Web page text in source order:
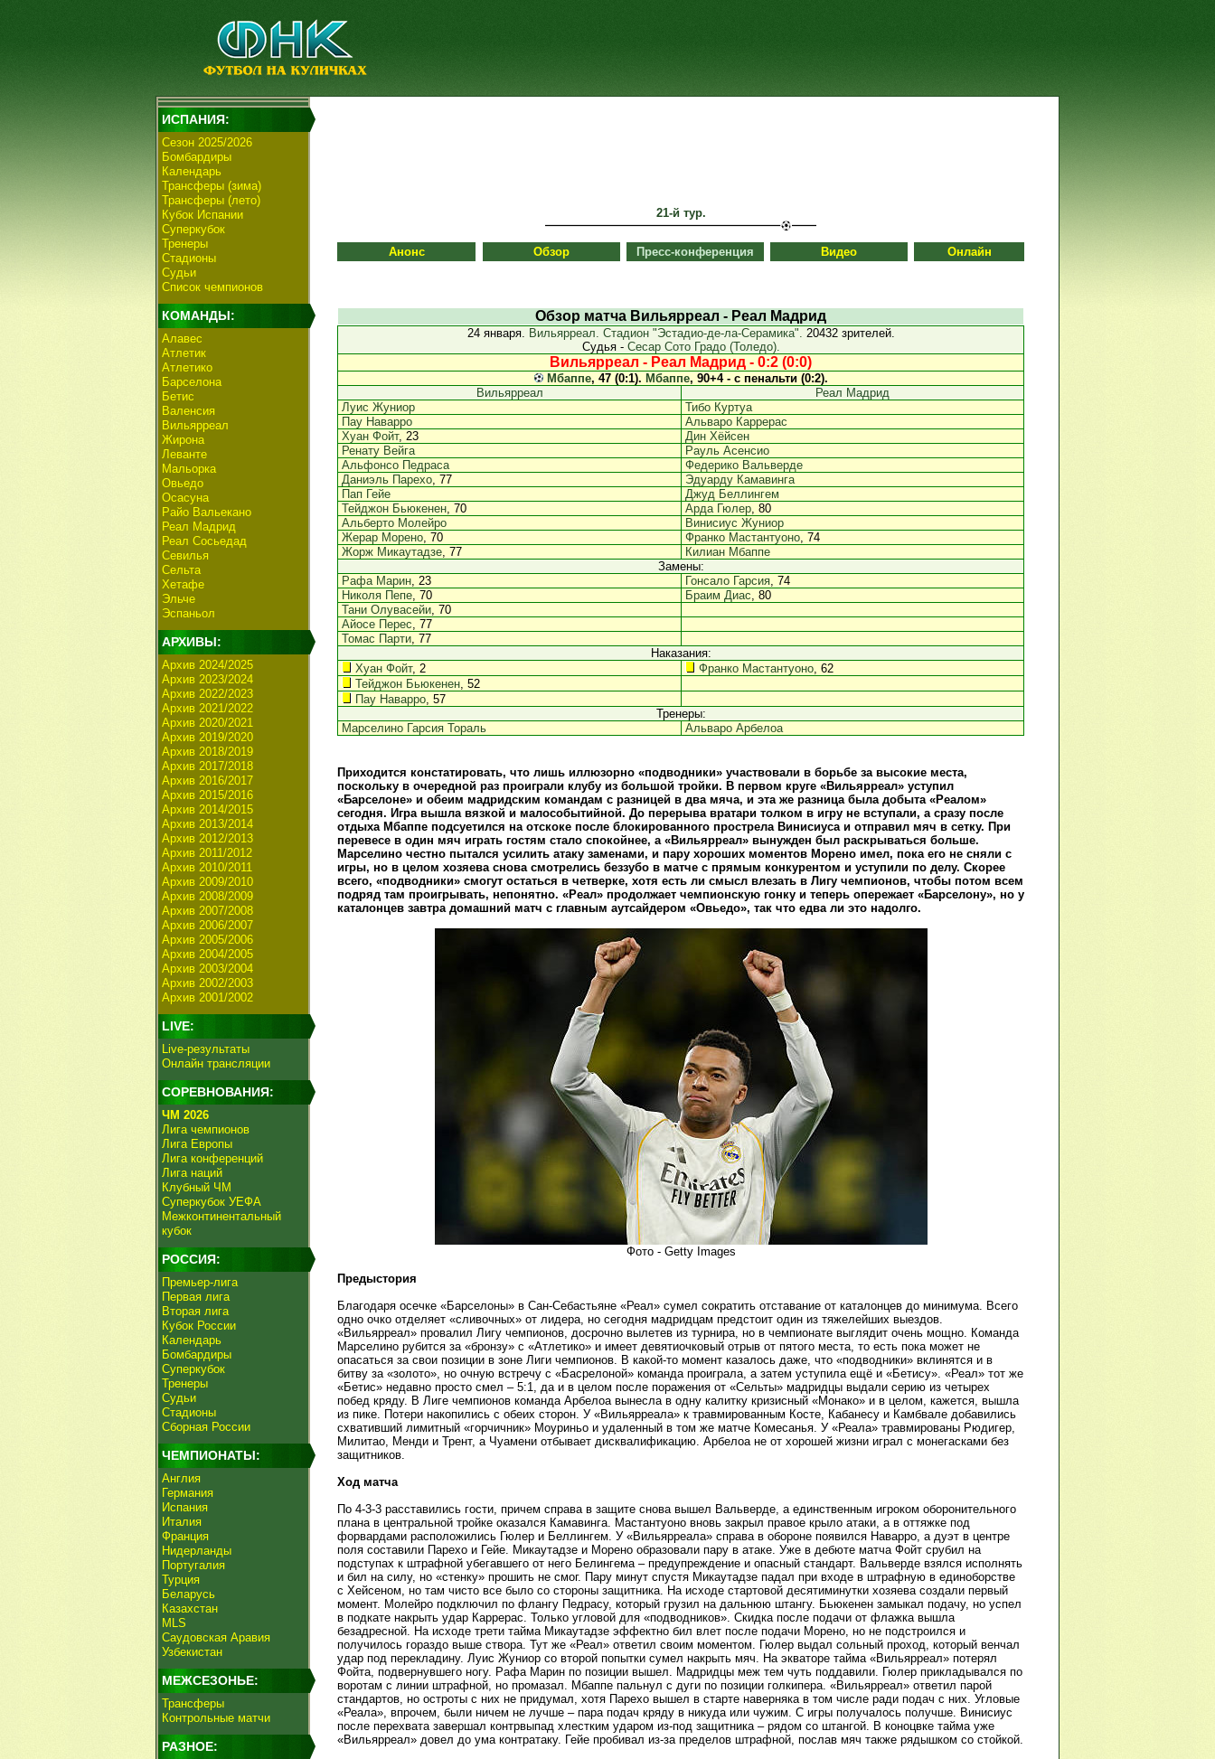
ИСПАНИЯ:
Сезон 2025/2026
Бомбардиры
Календарь
Трансферы (зима)
Трансферы (лето)
Кубок Испании
Суперкубок
Тренеры
Стадионы
Судьи
Список чемпионов
КОМАНДЫ:
Алавес
Атлетик
Атлетико
Барселона
Бетис
Валенсия
Вильярреал
Жирона
Леванте
Мальорка
Овьедо
Осасуна
Райо Вальекано
Реал Мадрид
Реал Сосьедад
Севилья
Сельта
Хетафе
Эльче
Эспаньол
АРХИВЫ:
Архив 2024/2025
Архив 2023/2024
Архив 2022/2023
Архив 2021/2022
Архив 2020/2021
Архив 2019/2020
Архив 2018/2019
Архив 2017/2018
Архив 2016/2017
Архив 2015/2016
Архив 2014/2015
Архив 2013/2014
Архив 2012/2013
Архив 2011/2012
Архив 2010/2011
Архив 2009/2010
Архив 2008/2009
Архив 2007/2008
Архив 2006/2007
Архив 2005/2006
Архив 2004/2005
Архив 2003/2004
Архив 2002/2003
Архив 2001/2002
LIVE:
Live-результаты
Онлайн трансляции
СОРЕВНОВАНИЯ:
ЧМ 2026
Лига чемпионов
Лига Европы
Лига конференций
Лига наций
Клубный ЧМ
Суперкубок УЕФА
Межконтинентальный
кубок
РОССИЯ:
Премьер-лига
Первая лига
Вторая лига
Кубок России
Календарь
Бомбардиры
Суперкубок
Тренеры
Судьи
Стадионы
Сборная России
ЧЕМПИОНАТЫ:
Англия
Германия
Испания
Италия
Франция
Нидерланды
Португалия
Турция
Беларусь
Казахстан
MLS
Саудовская Аравия
Узбекистан
МЕЖСЕЗОНЬЕ:
Трансферы
Контрольные матчи
РАЗНОЕ:
21-й тур.
Анонс Обзор Пресс-конференция Видео Онлайн
Обзор матча Вильярреал - Реал Мадрид
24 января. Вильярреал. Стадион "Эстадио-де-ла-Серамика". 20432 зрителей.
Судья - Сесар Сото Градо (Толедо).
Вильярреал - Реал Мадрид - 0:2 (0:0)
Мбаппе, 47 (0:1). Мбаппе, 90+4 - с пенальти (0:2).
Вильярреал
Реал Мадрид
Луис Жуниор
Тибо Куртуа
Пау Наварро
Альваро Каррерас
Хуан Фойт, 23
Дин Хёйсен
Ренату Вейга
Рауль Асенсио
Альфонсо Педраса
Федерико Вальверде
Даниэль Парехо, 77
Эдуарду Камавинга
Пап Гейе
Джуд Беллингем
Тейджон Бьюкенен, 70 Арда Гюлер, 80
Альберто Молейро
Винисиус Жуниор
Жерар Морено, 70 Франко Мастантуоно, 74
Жорж Микаутадзе, 77
Килиан Мбаппе
Замены:
Рафа Марин, 23 Гонсало Гарсия, 74
Николя Пепе, 70 Браим Диас, 80
Тани Олувасейи, 70
Айосе Перес, 77
Томас Парти, 77
Наказания:
Хуан Фойт, 2 Франко Мастантуоно, 62
Тейджон Бьюкенен, 52
Пау Наварро, 57
Тренеры:
Марселино Гарсия Тораль
Альваро Арбелоа
Приходится констатировать, что лишь иллюзорно «подводники» участвовали в борьбе за высокие места,
поскольку в очередной раз проиграли клубу из большой тройки. В первом круге «Вильярреал» уступил
«Барселоне» и обеим мадридским командам с разницей в два мяча, и эта же разница была добыта «Реалом»
сегодня. Игра вышла вязкой и малособытийной. До перерыва вратари толком в игру не вступали, а сразу после
отдыха Мбаппе подсуетился на отскоке после блокированного прострела Винисиуса и отправил мяч в сетку. При
перевесе в один мяч играть гостям стало спокойнее, а «Вильярреал» вынужден был раскрываться больше.
Марселино честно пытался усилить атаку заменами, и пару хороших моментов Морено имел, пока его не сняли с
игры, но в целом хозяева снова смотрелись беззубо в матче с прямым конкурентом и уступили по делу. Скорее
всего, «подводники» смогут остаться в четверке, хотя есть ли смысл влезать в Лигу чемпионов, чтобы потом всем
подряд там проигрывать, непонятно. «Реал» продолжает чемпионскую гонку и теперь опережает «Барселону», но у
каталонцев завтра домашний матч с главным аутсайдером «Овьедо», так что едва ли это надолго.
Фото - Getty Images
Предыстория
Благодаря осечке «Барселоны» в Сан-Себастьяне «Реал» сумел сократить отставание от каталонцев до минимума. Всего
одно очко отделяет «сливочных» от лидера, но сегодня мадридцам предстоит один из тяжелейших выездов.
«Вильярреал» провалил Лигу чемпионов, досрочно вылетев из турнира, но в чемпионате выглядит очень мощно. Команда
Марселино рубится за «бронзу» с «Атлетико» и имеет девятиочковый отрыв от пятого места, то есть пока может не
опасаться за свои позиции в зоне Лиги чемпионов. В какой-то момент казалось даже, что «подводники» вклинятся и в
битву за «золото», но очную встречу с «Басрелоной» команда проиграла, а затем уступила ещё и «Бетису». «Реал» тот же
«Бетис» недавно просто смел – 5:1, да и в целом после поражения от «Сельты» мадридцы выдали серию из четырех
побед кряду. В Лиге чемпионов команда Арбелоа вынесла в одну калитку кризисный «Монако» и в целом, кажется, вышла
из пике. Потери накопились с обеих сторон. У «Вильярреала» к травмированным Косте, Кабанесу и Камбвале добавились
схвативший лимитный «горчичник» Моуриньо и удаленный в том же матче Комесанья. У «Реала» травмированы Рюдигер,
Милитао, Менди и Трент, а Чуамени отбывает дисквалификацию. Арбелоа не от хорошей жизни играл с монегасками без
защитников.
Ход матча
По 4-3-3 расставились гости, причем справа в защите снова вышел Вальверде, а единственным игроком оборонительного
плана в центральной тройке оказался Камавинга. Мастантуоно вновь закрыл правое крыло атаки, а в оттяжке под
форвардами расположились Гюлер и Беллингем. У «Вильярреала» справа в обороне появился Наварро, а дуэт в центре
поля составили Парехо и Гейе. Микаутадзе и Морено образовали пару в атаке. Уже в дебюте матча Фойт срубил на
подступах к штрафной убегавшего от него Белингема – предупреждение и опасный стандарт. Вальверде взялся исполнять
и бил на силу, но «стенку» прошить не смог. Пару минут спустя Микаутадзе падал при входе в штрафную в единоборстве
с Хейсеном, но там чисто все было со стороны защитника. На исходе стартовой десятиминутки хозяева создали первый
момент. Молейро подключил по флангу Педрасу, который грузил на дальнюю штангу. Бьюкенен замыкал подачу, но успел
в подкате накрыть удар Каррерас. Только угловой для «подводников». Скидка после подачи от флажка вышла
безадресной. На исходе трети тайма Микаутадзе эффектно бил влет после подачи Морено, но не подстроился и
получилось гораздо выше створа. Тут же «Реал» ответил своим моментом. Гюлер выдал сольный проход, который венчал
удар под перекладину. Луис Жуниор со второй попытки сумел накрыть мяч. На экваторе тайма «Вильярреал» потерял
Фойта, подвернувшего ногу. Рафа Марин по позиции вышел. Мадридцы меж тем чуть поддавили. Гюлер прикладывался по
воротам с линии штрафной, но промазал. Мбаппе пальнул с дуги по позиции голкипера. «Вильярреал» ответил парой
стандартов, но остроты с них не придумал, хотя Парехо вышел в старте наверняка в том числе ради подач с них. Угловые
«Реала», впрочем, были ничем не лучше – пара подач кряду в никуда или чужим. С игры получалось получше. Винисиус
после перехвата завершал контрвыпад хлестким ударом из-под защитника – рядом со штангой. В коноцвке тайма уже
«Вильярреал» довел до ума контратаку. Гейе пробивал из-за пределов штрафной, послав мяч также рядышком со стойкой.